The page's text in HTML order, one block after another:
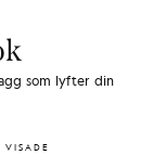
som lyfter din
VISADE